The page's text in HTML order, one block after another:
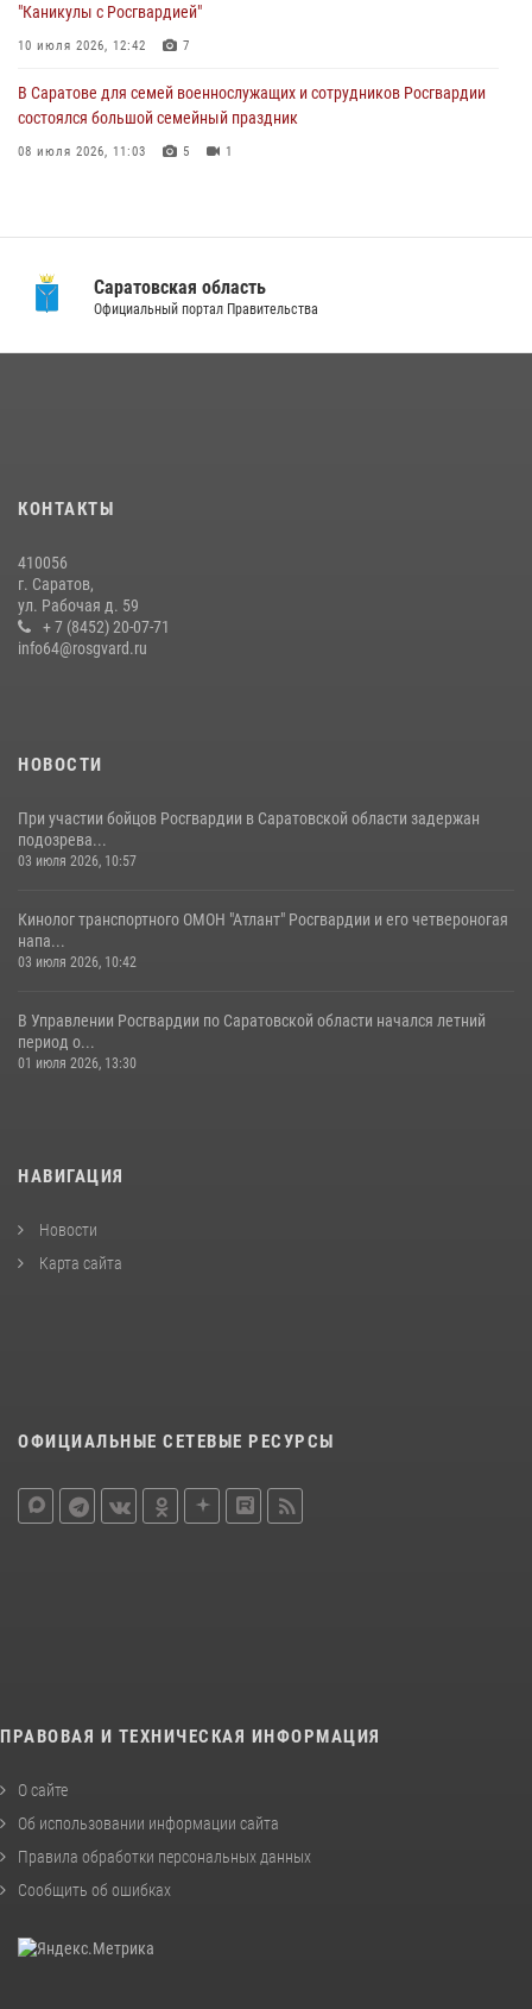
В Саратове для семей военнослужащих и сотрудников Росгвардии
состоялся большой семейный праздник
"Каникулы с Росгвардией"
10 июля 2026, 12:42 7
В Саратове для семей военнослужащих и сотрудников Росгвардии
состоялся большой семейный праздник
08 июля 2026, 11:03 5 1
В Саратовской области сотрудники Росгвардии помогли вернуться
Росгвардии состоялся праздничный молебен, посвященный Дню
Крещения Руси
28 июля 2026, 13:25
05 августа 2026, 12:55
Саратовская область
Официальный портал Правительства
КОНТАКТЫ
410056
г. Саратов,
ул. Рабочая д. 59
+ 7 (8452) 20-07-71
info64@rosgvard.ru
НОВОСТИ
При участии бойцов Росгвардии в Саратовской области задержан
подозрева...
03 июля 2026, 10:57
Кинолог транспортного ОМОН "Атлант" Росгвардии и его четвероногая
напа...
03 июля 2026, 10:42
В Управлении Росгвардии по Саратовской области начался летний
период о...
01 июля 2026, 13:30
НАВИГАЦИЯ
Новости
Карта сайта
ОФИЦИАЛЬНЫЕ СЕТЕВЫЕ РЕСУРСЫ
ПРАВОВАЯ И ТЕХНИЧЕСКАЯ ИНФОРМАЦИЯ
О сайте
Об использовании информации сайта
Правила обработки персональных данных
Сообщить об ошибках